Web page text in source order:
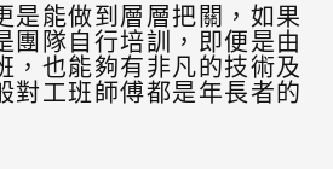
是能做到層層把關，如果
團隊自行培訓，即便是由
，也能夠有非凡的技術及
對工班師傅都是年長者的